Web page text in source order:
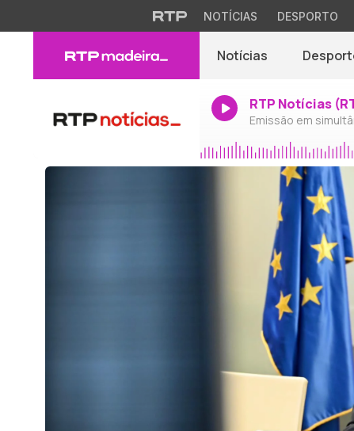
NOTÍCIAS DESPORTO
Notícias
RTP Notícias
Emissão em